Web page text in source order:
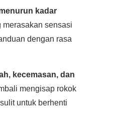
kadar
merasakan sensasi
dengan rasa
kecemasan, dan
mengisap rokok
untuk berhenti